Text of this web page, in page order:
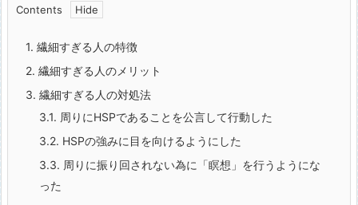
Contents
1. 繊細すぎる人の特徴
2. 繊細すぎる人のメリット
3. 繊細すぎる人の対処法
3.1. 周りにHSPであることを公言して行動した
3.2. HSPの強みに目を向けるようにした
3.3. 周りに振り回されない為に「瞑想」を行うようにな
った